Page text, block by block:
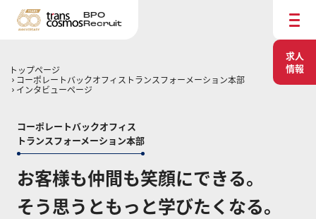
BPO
Recruit
求人
情報
トップページ
コーポレートバックオフィストランスフォーメーション本部
インタビューページ
コーポレートバックオフィス
トランスフォーメーション本部
お客様も仲間も笑顔にできる。
そう思うともっと学びたくなる。